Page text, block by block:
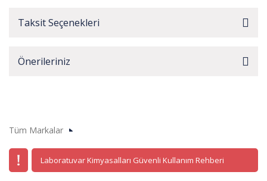
Taksit Seçenekleri
Önerileriniz
Tüm Markalar
Laboratuvar Kimyasalları Güvenli Kullanım Rehberi